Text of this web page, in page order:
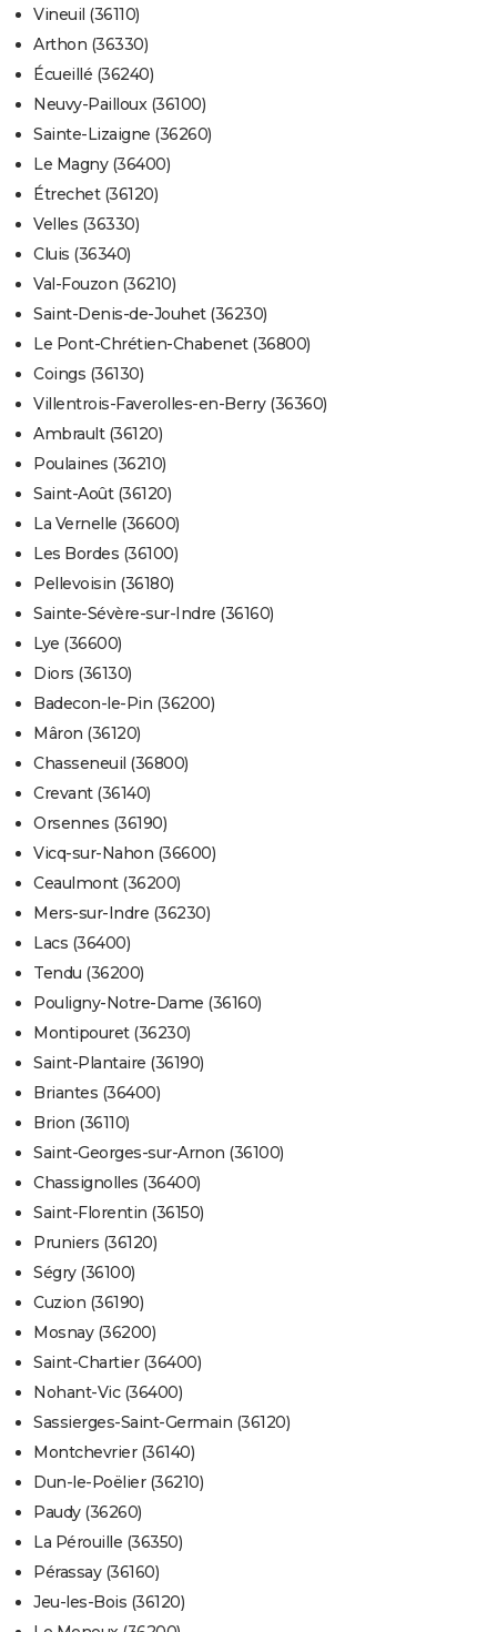
Vineuil (36110)
Arthon (36330)
Écueillé (36240)
Neuvy-Pailloux (36100)
Sainte-Lizaigne (36260)
Le Magny (36400)
Étrechet (36120)
Velles (36330)
Cluis (36340)
Val-Fouzon (36210)
Saint-Denis-de-Jouhet (36230)
Le Pont-Chrétien-Chabenet (36800)
Coings (36130)
Villentrois-Faverolles-en-Berry (36360)
Ambrault (36120)
Poulaines (36210)
Saint-Août (36120)
La Vernelle (36600)
Les Bordes (36100)
Pellevoisin (36180)
Sainte-Sévère-sur-Indre (36160)
Lye (36600)
Diors (36130)
Badecon-le-Pin (36200)
Mâron (36120)
Chasseneuil (36800)
Crevant (36140)
Orsennes (36190)
Vicq-sur-Nahon (36600)
Ceaulmont (36200)
Mers-sur-Indre (36230)
Lacs (36400)
Tendu (36200)
Pouligny-Notre-Dame (36160)
Montipouret (36230)
Saint-Plantaire (36190)
Briantes (36400)
Brion (36110)
Saint-Georges-sur-Arnon (36100)
Chassignolles (36400)
Saint-Florentin (36150)
Pruniers (36120)
Ségry (36100)
Cuzion (36190)
Mosnay (36200)
Saint-Chartier (36400)
Nohant-Vic (36400)
Sassierges-Saint-Germain (36120)
Montchevrier (36140)
Dun-le-Poëlier (36210)
Paudy (36260)
La Pérouille (36350)
Pérassay (36160)
Jeu-les-Bois (36120)